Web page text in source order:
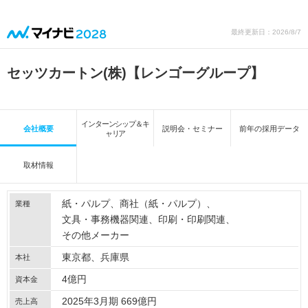
最終更新日：2026/8/7
セッツカートン(株)【レンゴーグループ】
会社概要
インターンシップ＆キ
ャリア
説明会・セミナー 前年の採用データ
取材情報
業種 紙・パルプ
商社（紙・パルプ）
文具・事務機器関連
印刷・印刷関連
その他メーカー
本社 東京都、兵庫県
資本金 4億円
売上高 2025年3月期 669億円